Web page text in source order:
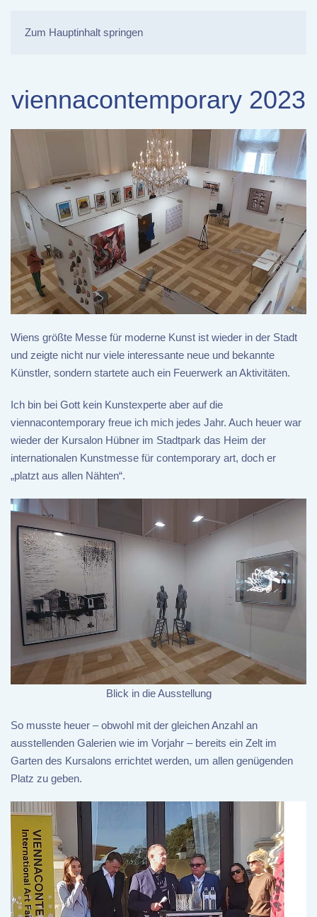
Zum Hauptinhalt springen
viennacontemporary 2023
Wiens größte Messe für moderne Kunst ist wieder in der Stadt
und zeigte nicht nur viele interessante neue und bekannte
Künstler, sondern startete auch ein Feuerwerk an Aktivitäten.
Ich bin bei Gott kein Kunstexperte aber auf die
viennacontemporary freue ich mich jedes Jahr. Auch heuer war
wieder der Kursalon Hübner im Stadtpark das Heim der
internationalen Kunstmesse für contemporary art, doch er
„platzt aus allen Nähten“.
Blick in die Ausstellung
So musste heuer – obwohl mit der gleichen Anzahl an
ausstellenden Galerien wie im Vorjahr – bereits ein Zelt im
Garten des Kursalons errichtet werden, um allen genügenden
Platz zu geben.